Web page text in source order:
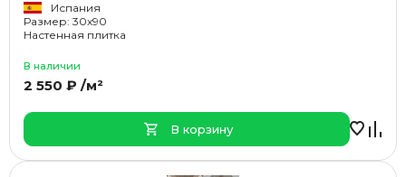
Испания
Размер: 30x90
Настенная плитка
В наличии
2 550 ₽ /м²
В корзину